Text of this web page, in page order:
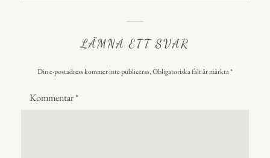
LÄMNA ETT SVAR
Din e-postadress kommer inte publiceras.Obligatoriska fält är märkta*
Kommentar*